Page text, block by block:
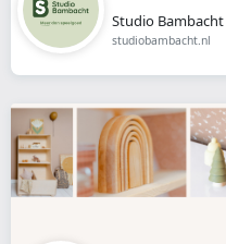
Studio Bambacht
studiobambacht.nl